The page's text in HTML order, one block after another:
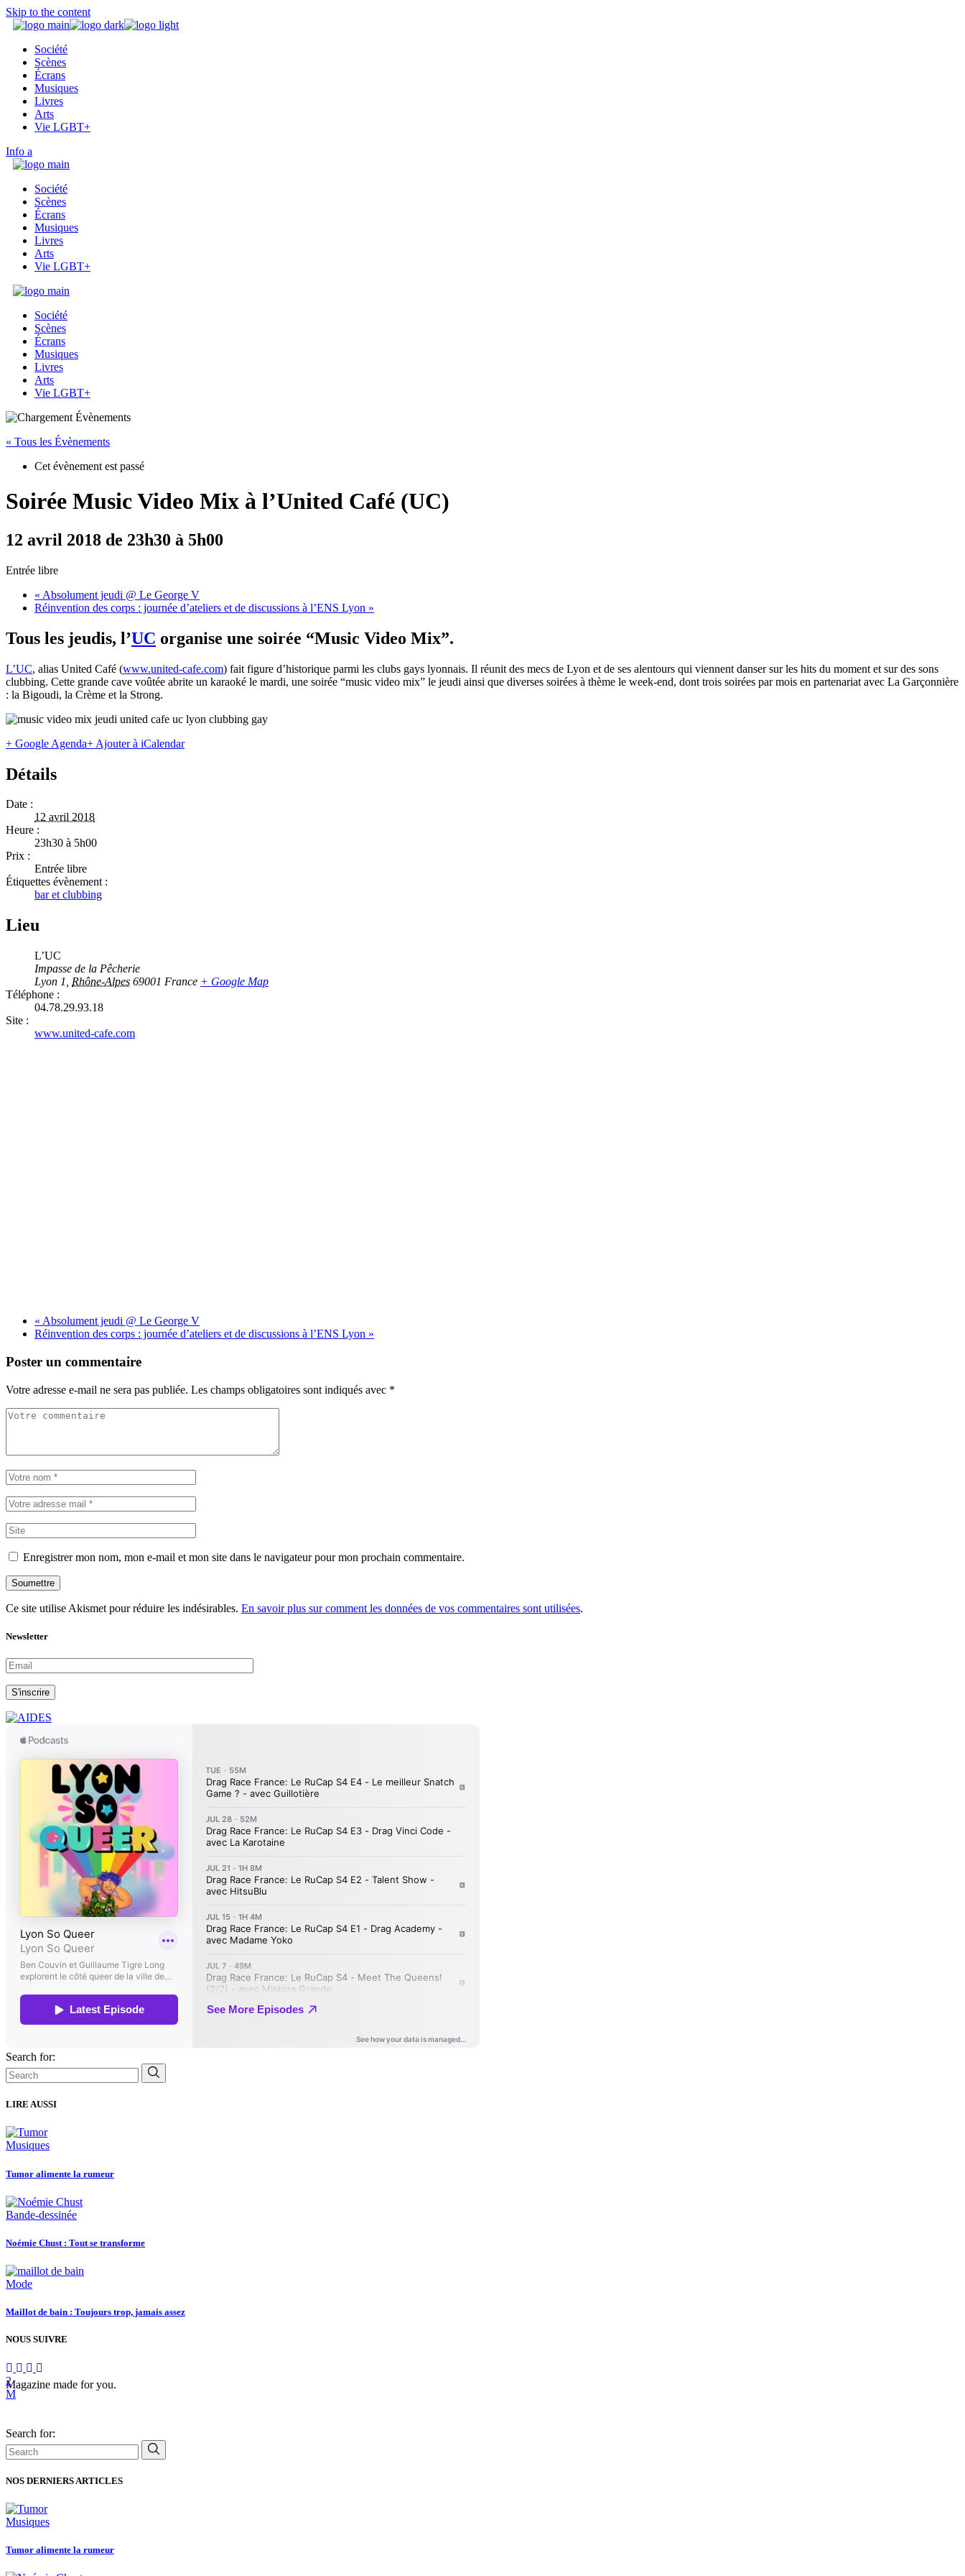
Skip to the content
Société
Scènes
Écrans
Musiques
Livres
Arts
Vie LGBT+
Info
Société
Scènes
Écrans
Musiques
Livres
Arts
Vie LGBT+
Société
Scènes
Écrans
Musiques
Livres
Arts
Vie LGBT+
« Tous les Évènements
Cet évènement est passé
Soirée Music Video Mix à l’United Café (UC)
12 avril 2018 de 23h30 à 5h00
Entrée libre
« Absolument jeudi @ Le George V
Réinvention des corps : journée d’ateliers et de discussions à l’ENS Lyon »
Tous les jeudis, l’UC organise une soirée “Music Video Mix”.
L’UC, alias United Café (www.united-cafe.com) fait figure d’historique parmi les clubs gays lyonnais. Il réunit des mecs de Lyon et de ses alentours qui viennent danser sur les hits du moment et sur des sons
clubbing. Cette grande cave voûtée abrite un karaoké le mardi, une soirée “music video mix” le jeudi ainsi que diverses soirées à thème le week-end, dont trois soirées par mois en partenariat avec La Garçonnière
: la Bigoudi, la Crème et la Strong.
+ Google Agenda+ Ajouter à iCalendar
Détails
Date :
12 avril 2018
Heure :
23h30 à 5h00
Prix :
Entrée libre
Étiquettes évènement :
bar et clubbing
Lieu
L’UC
Impasse de la Pêcherie
Lyon 1
Rhône-Alpes 69001 France + Google Map
Téléphone :
04.78.29.93.18
Site :
www.united-cafe.com
« Absolument jeudi @ Le George V
Réinvention des corps : journée d’ateliers et de discussions à l’ENS Lyon »
Poster un commentaire
Votre adresse e-mail ne sera pas publiée. Les champs obligatoires sont indiqués avec *
Enregistrer mon nom, mon e-mail et mon site dans le navigateur pour mon prochain commentaire.
Soumettre
Ce site utilise Akismet pour réduire les indésirables. En savoir plus sur comment les données de vos commentaires sont utilisées.
Newsletter
S'inscrire
Search for:
LIRE AUSSI
Musiques
Tumor alimente la rumeur
Bande-dessinée
Noémie Chust : Tout se transforme
Mode
Maillot de bain : Toujours trop, jamais assez
NOUS SUIVRE
Magazine made for you.
Search for:
NOS DERNIERS ARTICLES
Musiques
Tumor alimente la rumeur